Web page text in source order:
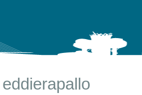
eddierapallo